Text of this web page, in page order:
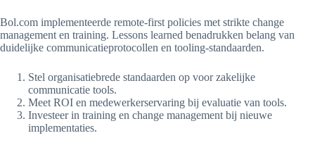
Bol.com implementeerde remote-first policies met strikte change
management en training. Lessons learned benadrukken belang van
duidelijke communicatieprotocollen en tooling-standaarden.
Stel organisatiebrede standaarden op voor zakelijke
communicatie tools.
Meet ROI en medewerkerservaring bij evaluatie van tools.
Investeer in training en change management bij nieuwe
implementaties.